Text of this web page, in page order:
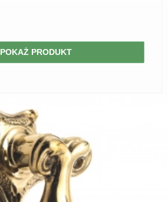
POKAŻ PRODUKT